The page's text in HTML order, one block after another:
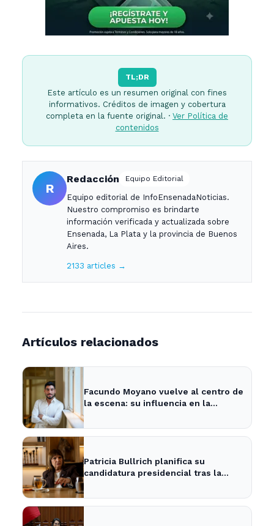
TL;DR
Este artículo es un resumen original con fines
informativos. Créditos de imagen y cobertura
completa en la fuente original. · Ver Política de
contenidos
R
Redacción Equipo Editorial
Equipo editorial de InfoEnsenadaNoticias.
Nuestro compromiso es brindarte
información verificada y actualizada sobre
Ensenada, La Plata y la provincia de Buenos
Aires.
2133 articles →
Artículos relacionados
Facundo Moyano vuelve al centro de
la escena: su influencia en la
Patricia Bullrich planifica su
candidatura presidencial tras la